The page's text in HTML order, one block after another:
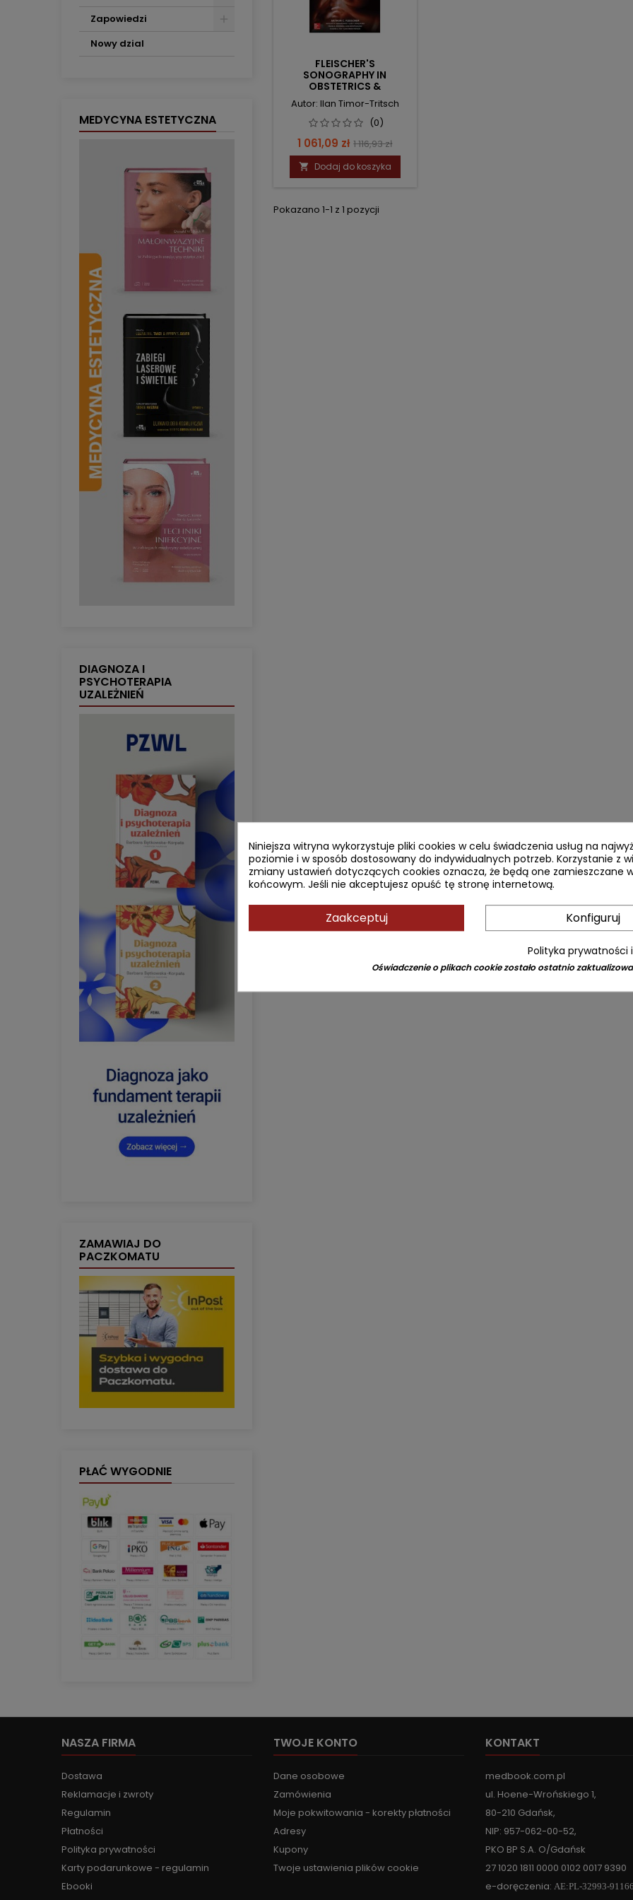
Zapowiedzi
Nowy dzial
MEDYCYNA ESTETYCZNA
DIAGNOZA I
PSYCHOTERAPIA
UZALEŻNIEŃ
ZAMAWIAJ DO
PACZKOMATU
PŁAĆ WYGODNIE
FLEISCHER'S
SONOGRAPHY IN
OBSTETRICS &
GYNECOLOGY, EIGHTH
EDITION
Autor: Ilan Timor-Tritsch
(0)
Cena
1 061,09 zł Cena
podstawowa
1 116,93 zł
 Dodaj do koszyka
Pokazano 1-1 z 1 pozycji
NASZA FIRMA
Dostawa
Reklamacje i zwroty
Regulamin
Płatności
Polityka prywatności
Karty podarunkowe - regulamin
Ebooki
TWOJE KONTO
Dane osobowe
Zamówienia
Moje pokwitowania - korekty płatności
Adresy
Kupony
Twoje ustawienia plików cookie
KONTAKT
medbook.com.pl
ul. Hoene-Wrońskiego 1,
80-210 Gdańsk,
NIP: 957-062-00-52,
PKO BP S.A. O/Gdańsk
27 1020 1811 0000 0102 0017 9390
e-doręczenia: AE:PL-32993-
Niniejsza witryna wykorzystuje pliki cookies w celu świadczenia usług na
poziomie i w sposób dostosowany do indywidualnych potrzeb. Korzystanie z
zmiany ustawień dotyczących cookies oznacza, że będą one zamieszczane
końcowym. Jeśli nie akceptujesz opuść tę stronę internetową.
Zaakceptuj Konfiguruj
Polityka prywatności
Oświadczenie o plikach cookie zostało ostatnio